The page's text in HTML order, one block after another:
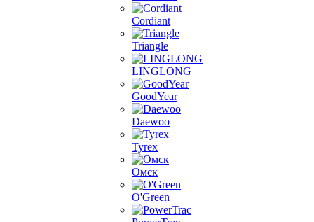
Cordiant
Triangle
LINGLONG
GoodYear
Daewoo
Tyrex
Омск
O'Green